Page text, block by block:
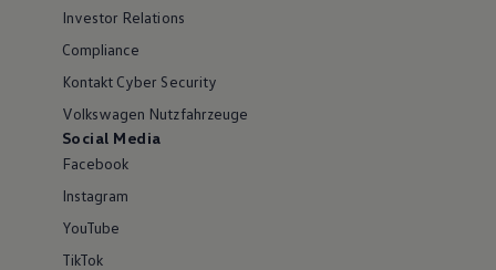
Investor Relations
Compliance
Kontakt Cyber Security
Volkswagen Nutzfahrzeuge
Social Media
Facebook
Instagram
YouTube
TikTok